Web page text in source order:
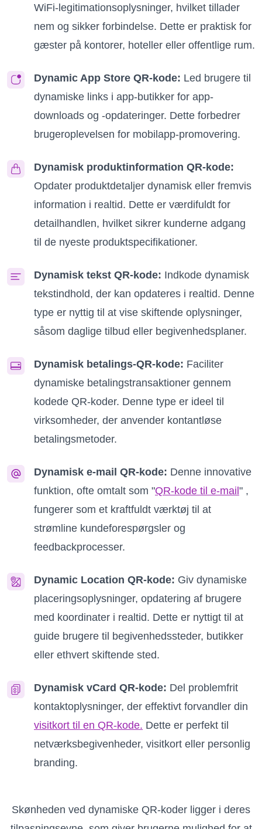
WiFi-legitimationsoplysninger, hvilket tillader
nem og sikker forbindelse. Dette er praktisk for
gæster på kontorer, hoteller eller offentlige rum.
Dynamic App Store QR-kode: Led brugere til
dynamiske links i app-butikker for app-
downloads og -opdateringer. Dette forbedrer
brugeroplevelsen for mobilapp-promovering.
Dynamisk produktinformation QR-kode:
Opdater produktdetaljer dynamisk eller fremvis
information i realtid. Dette er værdifuldt for
detailhandlen, hvilket sikrer kunderne adgang
til de nyeste produktspecifikationer.
Dynamisk tekst QR-kode: Indkode dynamisk
tekstindhold, der kan opdateres i realtid. Denne
type er nyttig til at vise skiftende oplysninger,
såsom daglige tilbud eller begivenhedsplaner.
Dynamisk betalings-QR-kode: Faciliter
dynamiske betalingstransaktioner gennem
kodede QR-koder. Denne type er ideel til
virksomheder, der anvender kontantløse
betalingsmetoder.
Dynamisk e-mail QR-kode: Denne innovative
funktion, ofte omtalt som "QR-kode til e-mail" ,
fungerer som et kraftfuldt værktøj til at
strømline kundeforespørgsler og
feedbackprocesser.
Dynamic Location QR-kode: Giv dynamiske
placeringsoplysninger, opdatering af brugere
med koordinater i realtid. Dette er nyttigt til at
guide brugere til begivenhedssteder, butikker
eller ethvert skiftende sted.
Dynamisk vCard QR-kode: Del problemfrit
kontaktoplysninger, der effektivt forvandler din
visitkort til en QR-kode. Dette er perfekt til
netværksbegivenheder, visitkort eller personlig
branding.
Skønheden ved dynamiske QR-koder ligger i deres